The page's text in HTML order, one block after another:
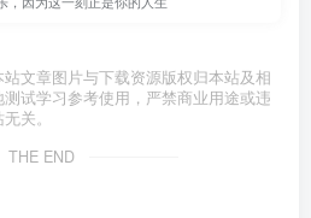
文章图片与下载资源版权归本站及相
试学习参考使用，严禁商业用途或违
关。
THE END